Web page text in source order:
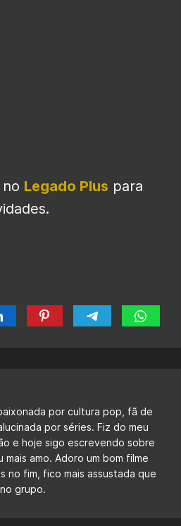
Legado Plus para
por cultura pop, fã de
por séries. Fiz do meu
e hoje sigo escrevendo sobre
mais amo. Adoro um bom filme
no fim, fico mais assustada que
grupo.